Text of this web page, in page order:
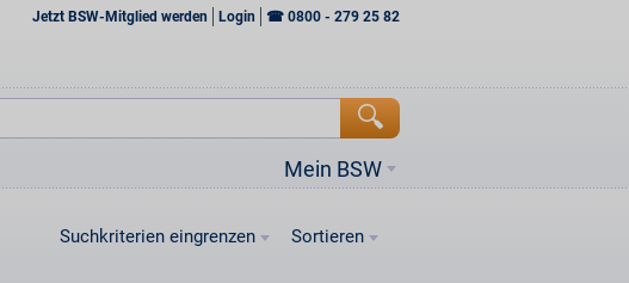
Jetzt BSW-Mitglied werden Login ☎ 0800 - 279 25 82
Mein BSW
Suchkriterien eingrenzen Sortieren